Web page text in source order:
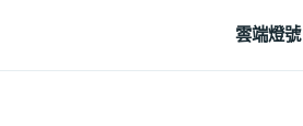
雲端燈號